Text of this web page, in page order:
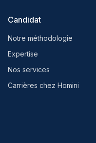
Candidat
Notre méthodologie
Expertise
Nos services
Carrières chez Homini